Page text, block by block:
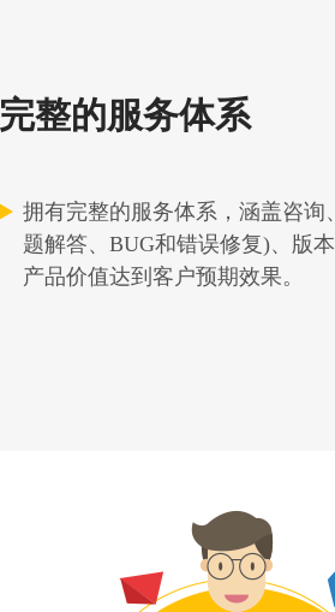
完整的服务体系
拥有完整的服务体系，涵盖咨询
题解答、BUG和错误修复)、版
产品价值达到客户预期效果。